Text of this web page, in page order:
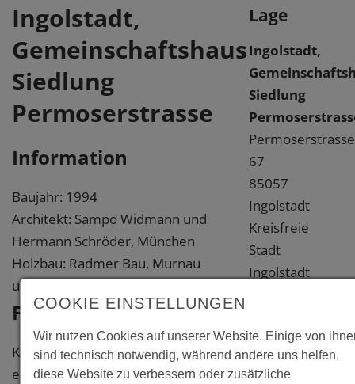
Ingolstadt,
Gemeinschaftshaus
Siedlung
Permoserstrasse
Information
Baujahr: 1994
Architekt: Sampo Widmann und
Hermann Schröder, München
Holzbau: Radmer Bau, Murnau
und Norbau
Fotos
Klicken Sie bitte auf das Foto, um
eine vergrößerte Darstellung zu
Lage
Ingolstadt,
Siedlung
Permoserstrasse
67
85057
Ingolstadt
Kreisfreie
Stadt
Ingolstadt
Links
COOKIE EINSTELLUNGEN
Wir nutzen Cookies auf unserer Website. Einige von
sind technisch notwendig, während andere uns helfen,
diese Website zu verbessern oder zusätzliche